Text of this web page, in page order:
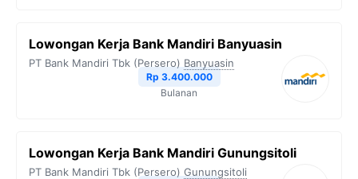
Lowongan Kerja Bank Mandiri Banyuasin
PT Bank Mandiri Tbk (Persero) Banyuasin
Rp 3.400.000
Bulanan
Lowongan Kerja Bank Mandiri Gunungsitoli
PT Bank Mandiri Tbk (Persero) Gunungsitoli